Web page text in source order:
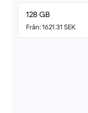
128 GB
Från: 1621.31 SEK